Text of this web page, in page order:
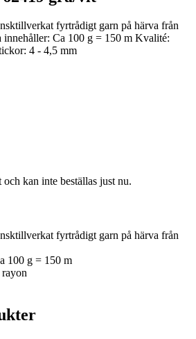
fyrtrådigt garn på härva från
Ca 100 g = 150 m Kvalité:
4 - 4,5 mm
kan inte beställas just nu.
fyrtrådigt garn på härva från
100 g = 150 m